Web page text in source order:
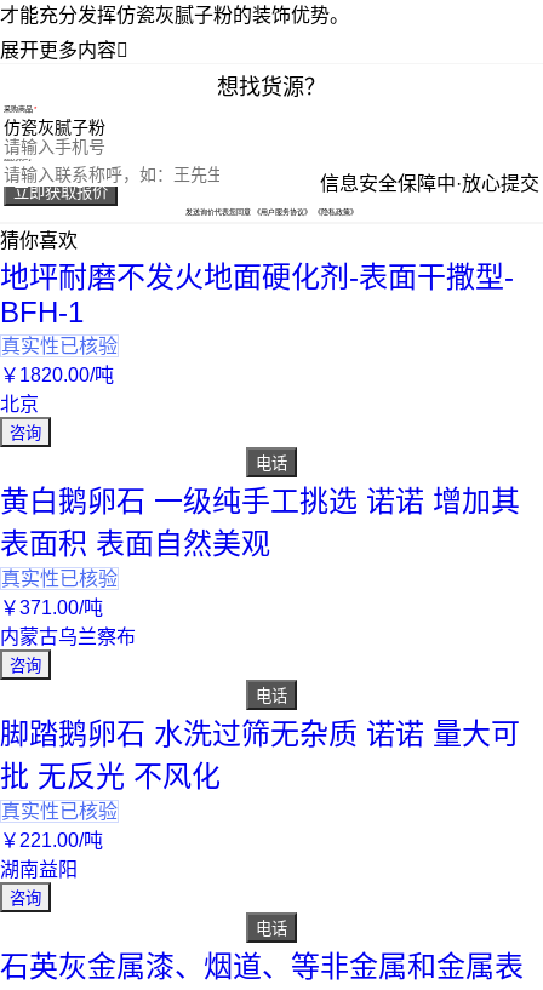
才能充分发挥仿瓷灰腻子粉的装饰优势。
展开更多内容
想找货源？
采购商品
您的电话
您的称呼
立即获取报价 信息安全保障中·放心提交
发送询价代表您同意 《用户服务协议》 《隐私政策》
猜你喜欢
地坪耐磨不发火地面硬化剂-表面干撒型-
BFH-1
真实性已核验
￥ 1820.00/吨
北京
咨询
电话
黄白鹅卵石 一级纯手工挑选 诺诺 增加其
表面积 表面自然美观
真实性已核验
￥371.00/吨
内蒙古乌兰察布
咨询
电话
脚踏鹅卵石 水洗过筛无杂质 诺诺 量大可
批 无反光 不风化
真实性已核验
￥221.00/吨
湖南益阳
咨询
电话
石英灰金属漆、烟道、等非金属和金属表